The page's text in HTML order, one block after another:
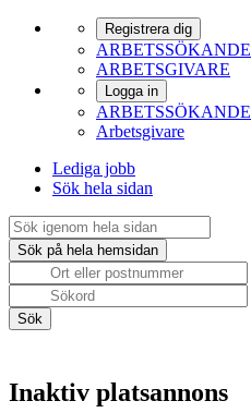
Registrera dig
ARBETSSÖKANDE
ARBETSGIVARE
Logga in
ARBETSSÖKANDE
Arbetsgivare
Lediga jobb
Sök hela sidan
Inaktiv platsannons